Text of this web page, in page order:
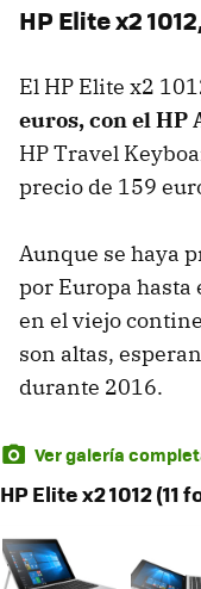
HP Elite x2
El HP Elite x2
euros, con el HP
HP Travel
precio de 159
Aunque se haya
por Europa hasta
en el viejo
son altas,
durante 2016.
Ver galería
HP Elite x2 1012 (11